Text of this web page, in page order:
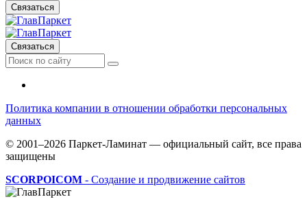
Связаться
Связаться
Политика компании в отношении обработки персональных
данных
© 2001–2026 Паркет-Ламинат — официальный сайт, все права
защищены
SCORPOICOM - Создание и продвижение сайтов